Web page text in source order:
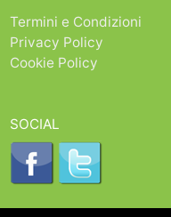
Termini e Condizioni
Privacy Policy
Cookie Policy
SOCIAL